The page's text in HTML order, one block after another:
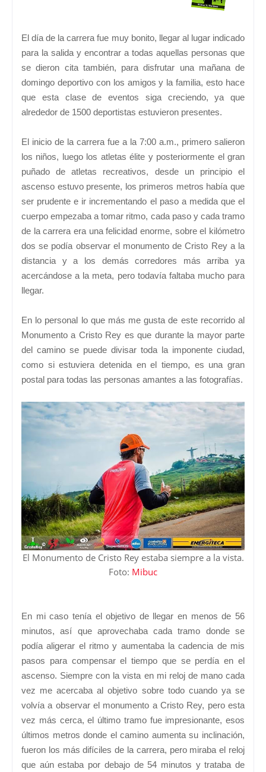
El día de la carrera fue muy bonito, llegar al lugar indicado
para la salida y encontrar a todas aquellas personas que
se dieron cita también, para disfrutar una mañana de
domingo deportivo con los amigos y la familia, esto hace
que esta clase de eventos siga creciendo, ya que
alrededor de 1500 deportistas estuvieron presentes.
El inicio de la carrera fue a la 7:00 a.m., primero salieron
los niños, luego los atletas élite y posteriormente el gran
puñado de atletas recreativos, desde un principio el
ascenso estuvo presente, los primeros metros había que
ser prudente e ir incrementando el paso a medida que el
cuerpo empezaba a tomar ritmo, cada paso y cada tramo
de la carrera era una felicidad enorme, sobre el kilómetro
dos se podía observar el monumento de Cristo Rey a la
distancia y a los demás corredores más arriba ya
acercándose a la meta, pero todavía faltaba mucho para
llegar.
En lo personal lo que más me gusta de este recorrido al
Monumento a Cristo Rey es que durante la mayor parte
del camino se puede divisar toda la imponente ciudad,
como si estuviera detenida en el tiempo, es una gran
postal para todas las personas amantes a las fotografías.
El Monumento de Cristo Rey estaba siempre a la vista.
Foto: Mibuc
En mi caso tenía el objetivo de llegar en menos de 56
minutos, así que aprovechaba cada tramo donde se
podía aligerar el ritmo y aumentaba la cadencia de mis
pasos para compensar el tiempo que se perdía en el
ascenso. Siempre con la vista en mi reloj de mano cada
vez me acercaba al objetivo sobre todo cuando ya se
volvía a observar el monumento a Cristo Rey, pero esta
vez más cerca, el último tramo fue impresionante, esos
últimos metros donde el camino aumenta su inclinación,
fueron los más difíciles de la carrera, pero miraba el reloj
que aún estaba por debajo de 54 minutos y trataba de